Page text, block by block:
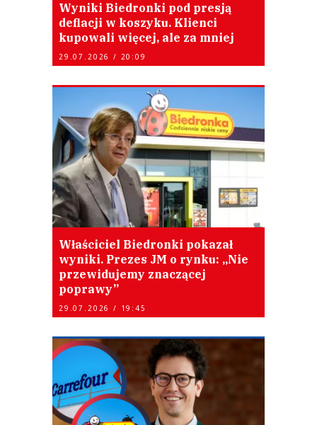
Wyniki Biedronki pod presją
deflacji w koszyku. Klienci
kupowali więcej, ale za mniej
29.07.2026 / 20:09
Właściciel Biedronki pokazał
wyniki. Prezes JM o rynku: „Nie
przewidujemy znaczącej
poprawy”
29.07.2026 / 19:45